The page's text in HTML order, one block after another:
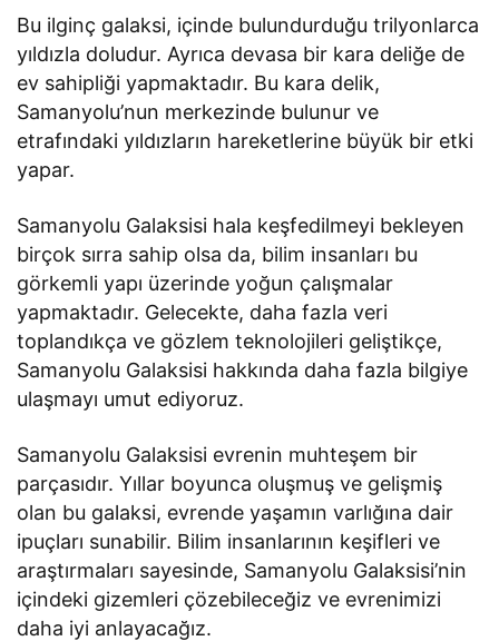
Bu ilginç galaksi, içinde bulundurduğu trilyonlarca
yıldızla doludur. Ayrıca devasa bir kara deliğe de
ev sahipliği yapmaktadır. Bu kara delik,
Samanyolu’nun merkezinde bulunur ve
etrafındaki yıldızların hareketlerine büyük bir etki
yapar.
Samanyolu Galaksisi hala keşfedilmeyi bekleyen
birçok sırra sahip olsa da, bilim insanları bu
görkemli yapı üzerinde yoğun çalışmalar
yapmaktadır. Gelecekte, daha fazla veri
toplandıkça ve gözlem teknolojileri geliştikçe,
Samanyolu Galaksisi hakkında daha fazla bilgiye
ulaşmayı umut ediyoruz.
Samanyolu Galaksisi evrenin muhteşem bir
parçasıdır. Yıllar boyunca oluşmuş ve gelişmiş
olan bu galaksi, evrende yaşamın varlığına dair
ipuçları sunabilir. Bilim insanlarının keşifleri ve
araştırmaları sayesinde, Samanyolu Galaksisi’nin
içindeki gizemleri çözebileceğiz ve evrenimizi
daha iyi anlayacağız.